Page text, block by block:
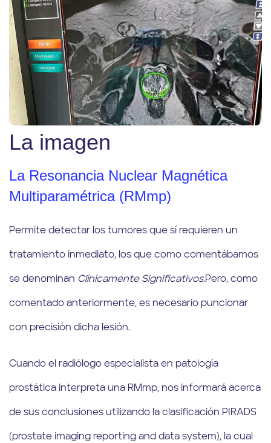
La imagen
La Resonancia Nuclear Magnética
Multiparamétrica (RMmp)
Permite detectar los tumores que sí requieren un
tratamiento inmediato, los que como comentábamos
se denominan Clínicamente Significativos.Pero, como
comentado anteriormente, es necesario puncionar
con precisión dicha lesión.
Cuando el radiólogo especialista en patología
prostática interpreta una RMmp, nos informará acerca
de sus conclusiones utilizando la clasificación PIRADS
(prostate imaging reporting and data system), la cual